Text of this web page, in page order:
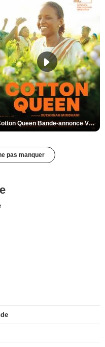
Cotton Queen Bande-annonce VO STFR
pas manquer